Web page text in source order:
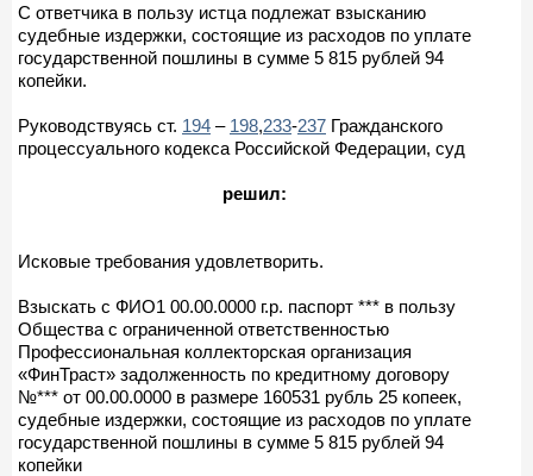
С ответчика в пользу истца подлежат взысканию
судебные издержки, состоящие из расходов по уплате
государственной пошлины в сумме 5 815 рублей 94
копейки.
Руководствуясь ст. 194 – 198,233-237 Гражданского
процессуального кодекса Российской Федерации, суд
решил:
Исковые требования удовлетворить.
Взыскать с ФИО1 00.00.0000 г.р. паспорт *** в пользу
Общества с ограниченной ответственностью
Профессиональная коллекторская организация
«ФинТраст» задолженность по кредитному договору
№*** от 00.00.0000 в размере 160531 рубль 25 копеек,
судебные издержки, состоящие из расходов по уплате
государственной пошлины в сумме 5 815 рублей 94
копейки